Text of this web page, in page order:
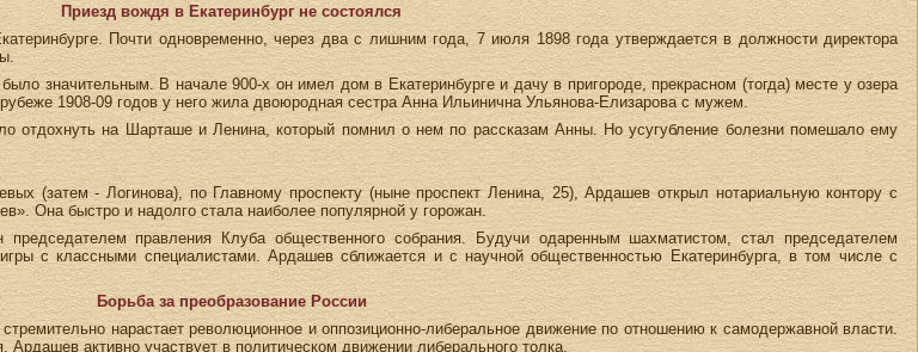
Приезд вождя в Екатеринбург не состоялся
Почти одновременно, через два с лишним года, 7 июля 1898 года утверждается в должности директора
значительным. В начале 900-х он имел дом в Екатеринбурге и дачу в пригороде, прекрасном (тогда) месте у озера
1908-09 годов у него жила двоюродная сестра Анна Ильинична Ульянова-Елизарова с мужем.
отдохнуть на Шарташе и Ленина, который помнил о нем по рассказам Анны. Но усугубление болезни помешало ему
(затем - Логинова), по Главному проспекту (ныне проспект Ленина, 25), Ардашев открыл нотариальную контору с
Она быстро и надолго стала наиболее популярной у горожан.
правления Клуба общественного собрания. Будучи одаренным шахматистом, стал председателем
с классными специалистами. Ардашев сближается и с научной общественностью Екатеринбурга, в том числе с
Борьба за преобразование России
нарастает революционное и оппозиционно-либеральное движение по отношению к самодержавной власти.
Ардашев активно участвует в политическом движении либерального толка.